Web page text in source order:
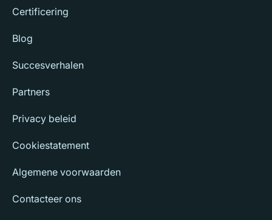
Certificering
Blog
Succesverhalen
Partners
Privacy beleid
Cookiestatement
Algemene voorwaarden
Contacteer ons